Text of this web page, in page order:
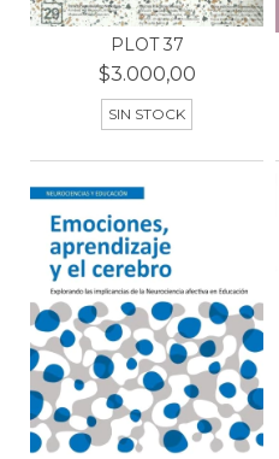
PLOT 37
$3.000,00
SIN STOCK